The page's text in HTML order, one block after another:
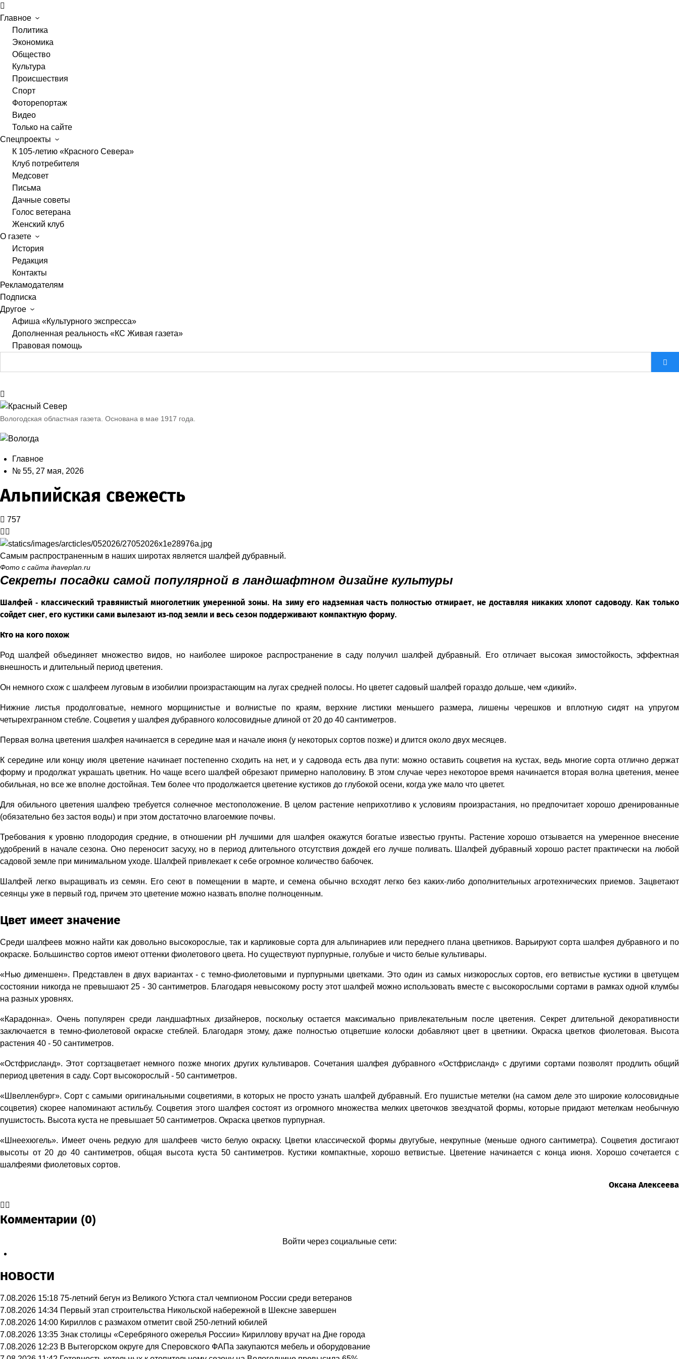
Главное
Политика
Экономика
Общество
Культура
Происшествия
Спорт
Фоторепортаж
Видео
Только на сайте
Спецпроекты
К 105-летию «Красного Севера»
Клуб потребителя
Медсовет
Письма
Дачные советы
Голос ветерана
Женский клуб
О газете
История
Редакция
Контакты
Рекламодателям
Подписка
Другое
Афиша «Культурного экспресса»
Дополненная реальность «КС Живая газета»
Правовая помощь
Вологодская областная газета. Основана в мае 1917 года.
Главное
№ 55, 27 мая, 2026
Альпийская свежесть
757
Самым распространенным в наших широтах является шалфей дубравный.
Фото с сайта ihaveplan.ru
Секреты посадки самой популярной в ландшафтном дизайне культуры
Шалфей - классический травянистый многолетник умеренной зоны. На зиму его надземная часть полностью отмирает, не доставляя никаких хлопот садоводу. Как только
сойдет снег, его кустики сами вылезают из-под земли и весь сезон поддерживают компактную форму.
Кто на кого похож
Род шалфей объединяет множество видов, но наиболее широкое распространение в саду получил шалфей дубравный. Его отличает высокая зимостойкость, эффектная
внешность и длительный период цветения.
Он немного схож с шалфеем луговым в изобилии произрастающим на лугах средней полосы. Но цветет садовый шалфей гораздо дольше, чем «дикий».
Нижние листья продолговатые, немного морщинистые и волнистые по краям, верхние листики меньшего размера, лишены черешков и вплотную сидят на упругом
четырехгранном стебле. Соцветия у шалфея дубравного колосовидные длиной от 20 до 40 сантиметров.
Первая волна цветения шалфея начинается в середине мая и начале июня (у некоторых сортов позже) и длится около двух месяцев.
К середине или концу июля цветение начинает постепенно сходить на нет, и у садовода есть два пути: можно оставить соцветия на кустах, ведь многие сорта отлично держат
форму и продолжат украшать цветник. Но чаще всего шалфей обрезают примерно наполовину. В этом случае через некоторое время начинается вторая волна цветения, менее
обильная, но все же вполне достойная. Тем более что продолжается цветение кустиков до глубокой осени, когда уже мало что цветет.
Для обильного цветения шалфею требуется солнечное местоположение. В целом растение неприхотливо к условиям произрастания, но предпочитает хорошо дренированные
(обязательно без застоя воды) и при этом достаточно влагоемкие почвы.
Требования к уровню плодородия средние, в отношении рН лучшими для шалфея окажутся богатые известью грунты. Растение хорошо отзывается на умеренное внесение
удобрений в начале сезона. Оно переносит засуху, но в период длительного отсутствия дождей его лучше поливать. Шалфей дубравный хорошо растет практически на любой
садовой земле при минимальном уходе. Шалфей привлекает к себе огромное количество бабочек.
Шалфей легко выращивать из семян. Его сеют в помещении в марте, и семена обычно всходят легко без каких-либо дополнительных агротехнических приемов. Зацветают
сеянцы уже в первый год, причем это цветение можно назвать вполне полноценным.
Цвет имеет значение
Среди шалфеев можно найти как довольно высокорослые, так и карликовые сорта для альпинариев или переднего плана цветников. Варьируют сорта шалфея дубравного и по
окраске. Большинство сортов имеют оттенки фиолетового цвета. Но существуют пурпурные, голубые и чисто белые культивары.
«Нью дименшен». Представлен в двух вариантах - с темно-фиолетовыми и пурпурными цветками. Это один из самых низкорослых сортов, его ветвистые кустики в цветущем
состоянии никогда не превышают 25 - 30 сантиметров. Благодаря невысокому росту этот шалфей можно использовать вместе с высокорослыми сортами в рамках одной клумбы
на разных уровнях.
«Карадонна». Очень популярен среди ландшафтных дизайнеров, поскольку остается максимально привлекательным после цветения. Секрет длительной декоративности
заключается в темно-фиолетовой окраске стеблей. Благодаря этому, даже полностью отцветшие колоски добавляют цвет в цветники. Окраска цветков фиолетовая. Высота
растения 40 - 50 сантиметров.
«Остфрисланд». Этот сортзацветает немного позже многих других культиваров. Сочетания шалфея дубравного «Остфрисланд» с другими сортами позволят продлить общий
период цветения в саду. Сорт высокорослый - 50 сантиметров.
«Швелленбург». Сорт с самыми оригинальными соцветиями, в которых не просто узнать шалфей дубравный. Его пушистые метелки (на самом деле это широкие колосовидные
соцветия) скорее напоминают астильбу. Соцветия этого шалфея состоят из огромного множества мелких цветочков звездчатой формы, которые придают метелкам необычную
пушистость. Высота куста не превышает 50 сантиметров. Окраска цветков пурпурная.
«Шнеехюгель». Имеет очень редкую для шалфеев чисто белую окраску. Цветки классической формы двугубые, некрупные (меньше одного сантиметра). Соцветия достигают
высоты от 20 до 40 сантиметров, общая высота куста 50 сантиметров. Кустики компактные, хорошо ветвистые. Цветение начинается с конца июня. Хорошо сочетается с
шалфеями фиолетовых сортов.
Оксана Алексеева
Комментарии (0)
Войти через социальные сети:
НОВОСТИ
7.08.2026 15:18 75-летний бегун из Великого Устюга стал чемпионом России среди ветеранов
7.08.2026 14:34 Первый этап строительства Никольской набережной в Шексне завершен
7.08.2026 14:00 Кириллов с размахом отметит свой 250-летний юбилей
7.08.2026 13:35 Знак столицы «Серебряного ожерелья России» Кириллову вручат на Дне города
7.08.2026 12:23 В Вытегорском округе для Сперовского ФАПа закупаются мебель и оборудование